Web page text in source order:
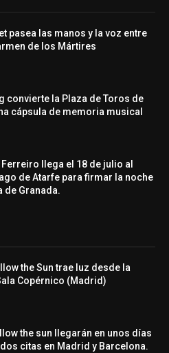
pasea las manos y la voz entre
de los Mártires
convierte la Plaza de Toros de
cápsula de memoria musical
Ferreiro llega el 18 de julio al
de Atarfe para firmar la noche
de Granada.
the Sun trae luz desde la
Copérnico (Madrid)
the sun llegarán en unos días
citas en Madrid y Barcelona.